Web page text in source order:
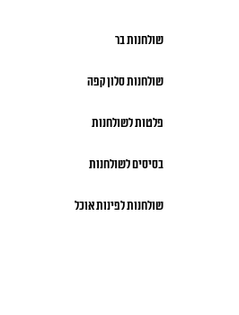
שולחנות בר
שולחנות סלון קפה
פלטות לשולחנות
בסיסים לשולחנות
שולחנות לפינות אוכל